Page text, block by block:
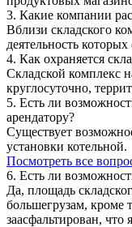
3. Какие компании
Вблизи складского
деятельность
4. Как охраняется
Складской комплекс
круглосуточно,
5. Есть ли
арендатору?
Существует
установки котельной.
Посмотреть все
6. Есть ли
Да, площадь
большегрузам, кроме
заасфальтирован,